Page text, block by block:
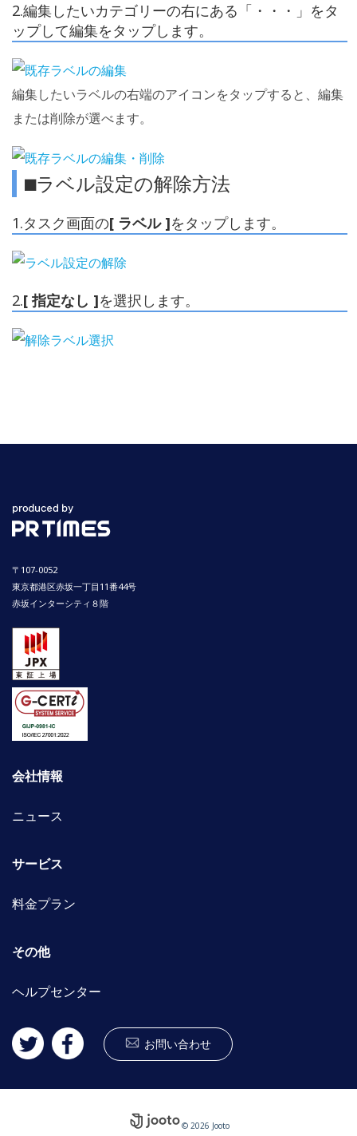
2.編集したいカテゴリーの右にある「・・・」をタ
ップして編集をタップします。
編集したいラベルの右端のアイコンをタップすると、編集
または削除が選べます。
⬛︎ラベル設定の解除方法
1.タスク画面の[ ラベル ]をタップします。
2.[ 指定なし ]を選択します。
〒107-0052
東京都港区赤坂一丁目11番44号
赤坂インターシティ８階
会社情報
ニュース
サービス
料金プラン
その他
ヘルプセンター
お問い合わせ
© 2026 Jooto